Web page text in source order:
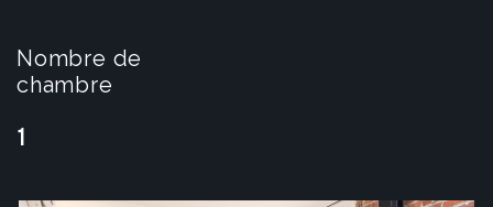
Nombre de
chambre
1